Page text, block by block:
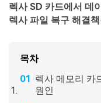
렉사 SD 카드에서 데
렉사 파일 복구 해결책
목차
렉사 메모리 카
원인